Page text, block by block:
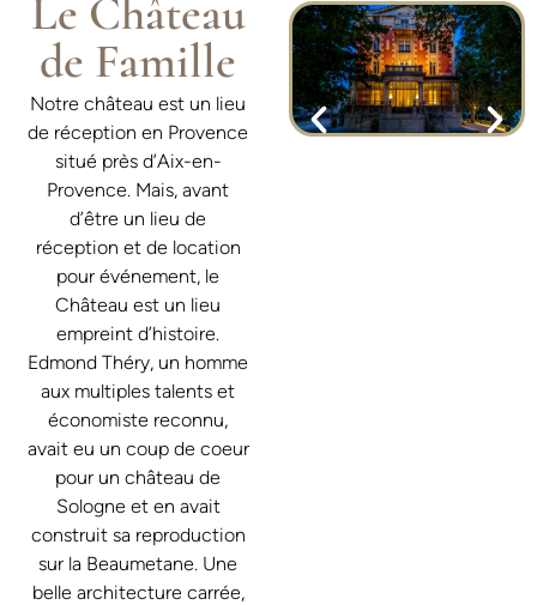
Le Château
de Famille
Notre château est un lieu
de réception en Provence
situé près d’Aix-en-
Provence. Mais, avant
d’être un lieu de
réception et de location
pour événement, le
Château est un lieu
empreint d’histoire.
Edmond Théry, un homme
aux multiples talents et
économiste reconnu,
avait eu un coup de coeur
pour un château de
Sologne et en avait
construit sa reproduction
sur la Beaumetane. Une
belle architecture carrée,